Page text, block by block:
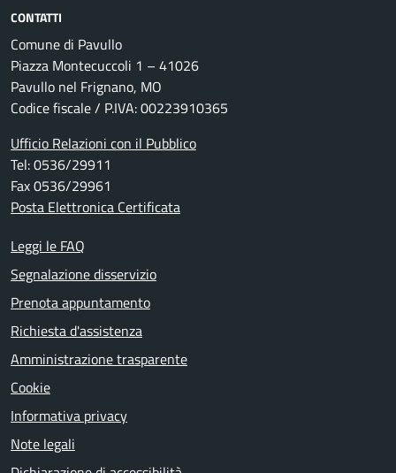
CONTATTI
Comune di Pavullo
Piazza Montecuccoli 1 – 41026
Pavullo nel Frignano, MO
Codice fiscale / P.IVA: 00223910365
Ufficio Relazioni con il Pubblico
Tel: 0536/29911
Fax 0536/29961
Posta Elettronica Certificata
Leggi le FAQ
Segnalazione disservizio
Prenota appuntamento
Richiesta d'assistenza
Amministrazione trasparente
Cookie
Informativa privacy
Note legali